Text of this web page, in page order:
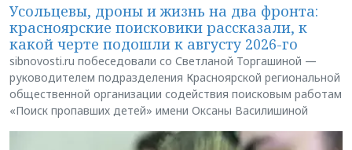
Усольцевы, дроны и жизнь на два фронта:
красноярские поисковики рассказали, к
какой черте подошли к августу 2026-го
sibnovosti.ru побеседовали со Светланой Торгашиной —
руководителем подразделения Красноярской региональной
общественной организации содействия поисковым работам
«Поиск пропавших детей» имени Оксаны Василишиной